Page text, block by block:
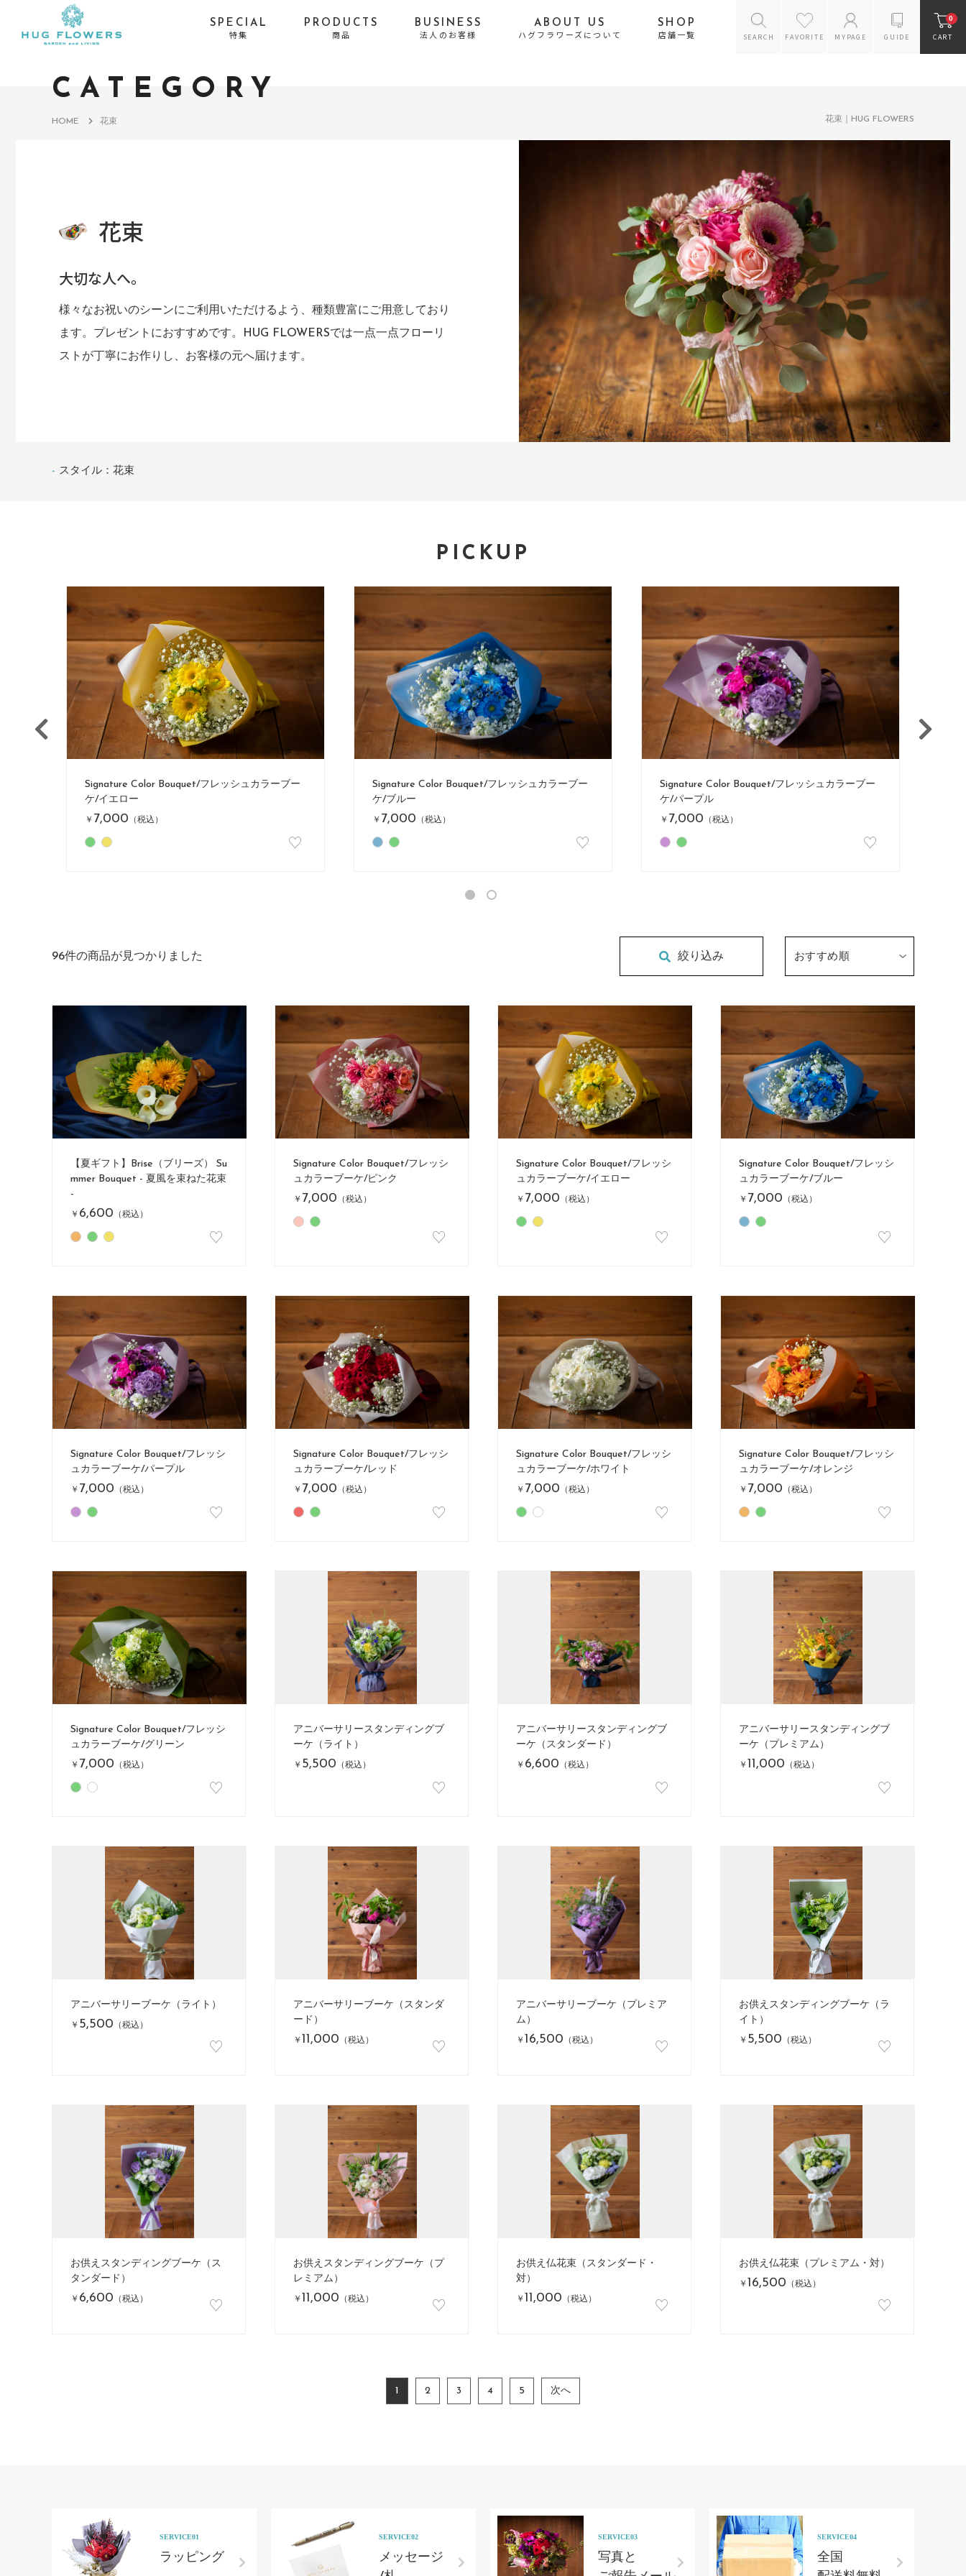
SPECIAL
特集
PRODUCTS
商品
お盆
お供え・喪中お見舞い-
結婚式・Photo Weddi
ng
自宅用
リース ドライフラワー
ラン鉢
雑貨・ケアグッズ スタンドフラワー
オーダー商品
BUSINESS
法人のお客様
ABOUT US
ハグフラワーズについて
SHOP
店舗一覧 SEARCH FAVORITE MYPAGE GUIDE
0
CART
花束｜HUG FLOWERS
CATEGORY
花束
大切な人へ。
様々なお祝いのシーンにご利用いただけるよう、種類豊富にご用意しており
ます。プレゼントにおすすめです。HUG FLOWERSでは一点一点フローリ
ストが丁寧にお作りし、お客様の元へ届けます。
スタイル：花束
HOME 花束
PICKUP
【夏ギフト】Brise（ブリーズ） Summer Bouque
t - 夏風を束ねた花束 -
￥ 6,600 （税込）
♡
Signature Color Bouquet/フレッシュカラーブー
ケ/ピンク
￥ 7,000 （税込）
♡
Signature Color Bouquet/フレッシュカラーブー
ケ/イエロー
￥ 7,000 （税込）
♡
96件の商品が見つかりました 絞り込み
【夏ギフト】Brise（ブリーズ） Su
mmer Bouquet - 夏風を束ねた花束
-
￥ 6,600 （税込）
♡
Signature Color Bouquet/フレッシ
ュカラーブーケ/ピンク
￥ 7,000 （税込）
♡
Signature Color Bouquet/フレッシ
ュカラーブーケ/イエロー
￥ 7,000 （税込）
♡
Signature Color Bouquet/フレッシ
ュカラーブーケ/ブルー
￥ 7,000 （税込）
♡
Signature Color Bouquet/フレッシ
ュカラーブーケ/パープル
￥ 7,000 （税込）
♡
Signature Color Bouquet/フレッシ
ュカラーブーケ/レッド
￥ 7,000 （税込）
♡
Signature Color Bouquet/フレッシ
ュカラーブーケ/ホワイト
￥ 7,000 （税込）
♡
Signature Color Bouquet/フレッシ
ュカラーブーケ/オレンジ
￥ 7,000 （税込）
♡
Signature Color Bouquet/フレッシ
ュカラーブーケ/グリーン
￥ 7,000 （税込）
♡
アニバーサリースタンディングブ
ーケ（ライト）
￥ 5,500 （税込）
♡
アニバーサリースタンディングブ
ーケ（スタンダード）
￥ 6,600 （税込）
♡
アニバーサリースタンディングブ
ーケ（プレミアム）
￥ 11,000 （税込）
♡
アニバーサリーブーケ（ライト）
￥ 5,500 （税込）
♡
アニバーサリーブーケ（スタンダ
ード）
￥ 11,000 （税込） ♡
アニバーサリーブーケ（プレミア
ム）
￥ 16,500 （税込） ♡
お供えスタンディングブーケ（ラ
イト）
￥ 5,500 （税込） ♡
お供えスタンディングブーケ（ス
タンダード）
￥ 6,600 （税込） ♡
お供えスタンディングブーケ（プ
レミアム）
￥ 11,000 （税込） ♡
お供え仏花束（スタンダード・
対）
￥ 11,000 （税込） ♡
お供え仏花束（プレミアム・対）
￥ 16,500 （税込）
♡
1 2 3 4 5 次へ
SERVICE01
ラッピング
SERVICE02
メッセージ
SERVICE03
写真と
SERVICE04
全国